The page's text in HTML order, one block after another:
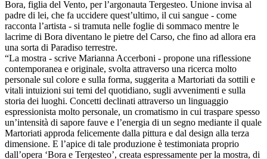
Bora, figlia del Vento, per l’argonauta Tergesteo. Unione invisa al
padre di lei, che fa uccidere quest’ultimo, il cui sangue - come
racconta l’artista - si tramuta nelle foglie di sommaco mentre le
lacrime di Bora diventano le pietre del Carso, che fino ad allora era
una sorta di Paradiso terrestre.
“La mostra - scrive Marianna Accerboni - propone una riflessione
contemporanea e originale, svolta attraverso una ricerca molto
personale sul colore e sulla forma, suggerita a Martoriati da sottili e
vitali intuizioni sui temi del quotidiano, sugli avvenimenti e sulla
storia dei luoghi. Concetti declinati attraverso un linguaggio
espressionista molto personale, un cromatismo in cui traspare spesso
un’intensità di sapore fauve e l’energia di un segno mediante il quale
Martoriati approda felicemente dalla pittura e dal design alla terza
dimensione. E l’apice di tale produzione è testimoniata proprio
dall’opera ‘Bora e Tergesteo’, creata espressamente per la mostra, di